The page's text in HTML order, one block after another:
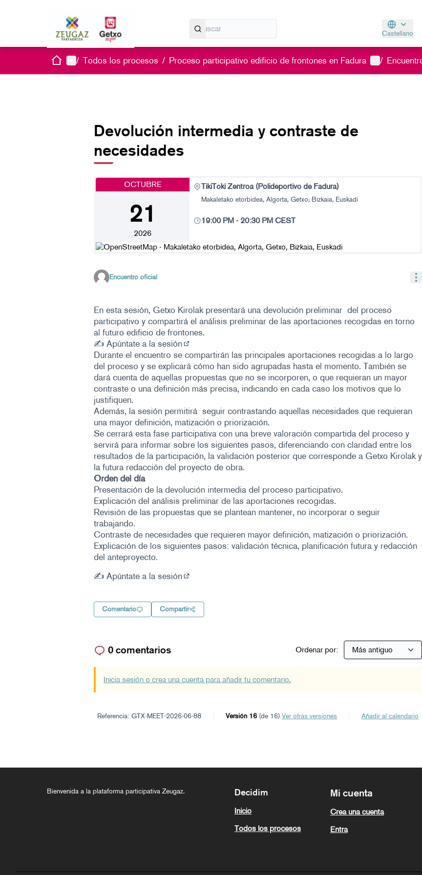
Castellano
Aukeratu
InicioMenú principal
/ Todos los procesos / Proceso participativo edificio de frontones en Fadura Menú de
/
Devolución intermedia y contraste de
necesidades
OCTUBRE
21
2026
TikiToki Zentroa (Polideportivo de Fadura)
Makaletako etorbidea, Algorta, Getxo, Bizkaia, Euskadi
19:00 PM - 20:30 PM CEST
Encuentro oficial
En esta sesión, Getxo Kirolak presentará una devolución preliminar del proceso
participativo y compartirá el análisis preliminar de las aportaciones recogidas en torno
al futuro edificio de frontones.
✍️ Apúntate a la sesión
(Enlace externo)
Durante el encuentro se compartirán las principales aportaciones recogidas a lo largo
del proceso y se explicará cómo han sido agrupadas hasta el momento. También se
dará cuenta de aquellas propuestas que no se incorporen, o que requieran un mayor
contraste o una definición más precisa, indicando en cada caso los motivos que lo
justifiquen.
Además, la sesión permitirá seguir contrastando aquellas necesidades que requieran
una mayor definición, matización o priorización.
Se cerrará esta fase participativa con una breve valoración compartida del proceso y
servirá para informar sobre los siguientes pasos, diferenciando con claridad entre los
resultados de la participación, la validación posterior que corresponde a Getxo Kirolak y
la futura redacción del proyecto de obra.
Orden del día
Presentación de la devolución intermedia del proceso participativo.
Explicación del análisis preliminar de las aportaciones recogidas.
Revisión de las propuestas que se plantean mantener, no incorporar o seguir
trabajando.
Contraste de necesidades que requieren mayor definición, matización o priorización.
Explicación de los siguientes pasos: validación técnica, planificación futura y redacción
del anteproyecto.
✍️ Apúntate a la sesión
Comentario Compartir
0 comentarios Ordenar por:
Inicia sesión o crea una cuenta para añadir tu comentario.
Referencia: GTX-MEET-2026-06-88 Versión 16 (de 16) ver otras versiones Añadir al calendario
Bienvenida a la plataforma participativa Zeugaz. Decidim
Inicio
Todos los procesos
Mi cuenta
Crea una cuenta
Entra